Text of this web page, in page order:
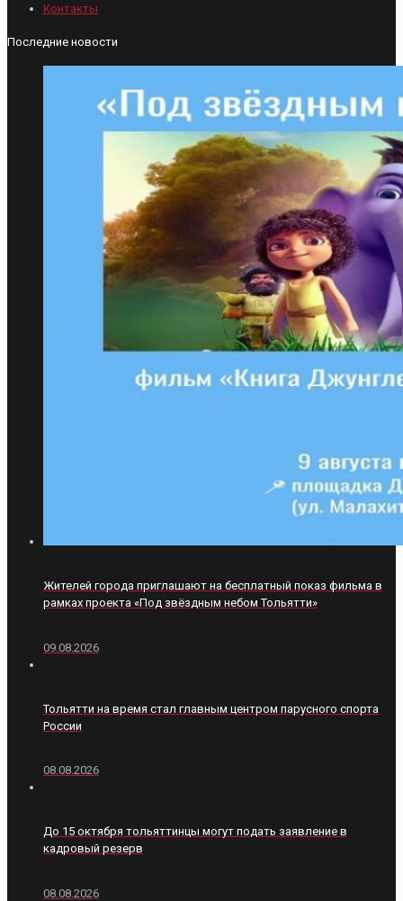
Контакты
Последние новости
Жителей города приглашают на бесплатный показ фильма в
рамках проекта «Под звёздным небом Тольятти»
09.08.2026
Тольятти на время стал главным центром парусного спорта
России
08.08.2026
До 15 октября тольяттинцы могут подать заявление в
кадровый резерв
08.08.2026